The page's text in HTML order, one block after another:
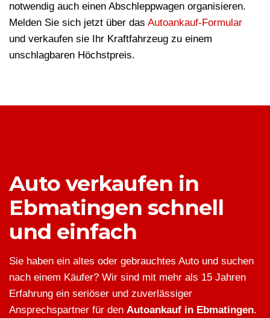
notwendig auch einen Abschleppwagen organisieren.
Melden Sie sich jetzt über das Autoankauf-Formular
und verkaufen sie Ihr Kraftfahrzeug zu einem
unschlagbaren Höchstpreis.
Auto verkaufen in
Ebmatingen schnell
und einfach
Sie haben ein altes oder gebrauchtes Auto und suchen
nach einem Käufer? Wir sind mit mehr als 15 Jahren
Erfahrung ein seriöser und zuverlässiger
Ansprechspartner für den Autoankauf in Ebmatingen.